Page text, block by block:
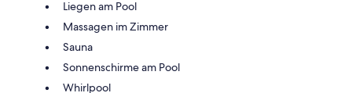
Liegen am Pool
Massagen im Zimmer
Sauna
Sonnenschirme am Pool
Whirlpool